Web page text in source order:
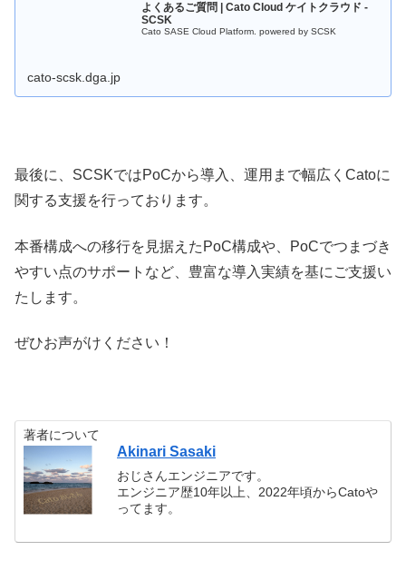
よくあるご質問 | Cato Cloud ケイトクラウド -
SCSK
Cato SASE Cloud Platform. powered by SCSK
cato-scsk.dga.jp
最後に、SCSKではPoCから導入、運用まで幅広くCatoに
関する支援を行っております。
本番構成への移行を見据えたPoC構成や、PoCでつまづき
やすい点のサポートなど、豊富な導入実績を基にご支援い
たします。
ぜひお声がけください！
著者について
Akinari Sasaki
おじさんエンジニアです。
エンジニア歴10年以上、2022年頃からCatoや
ってます。